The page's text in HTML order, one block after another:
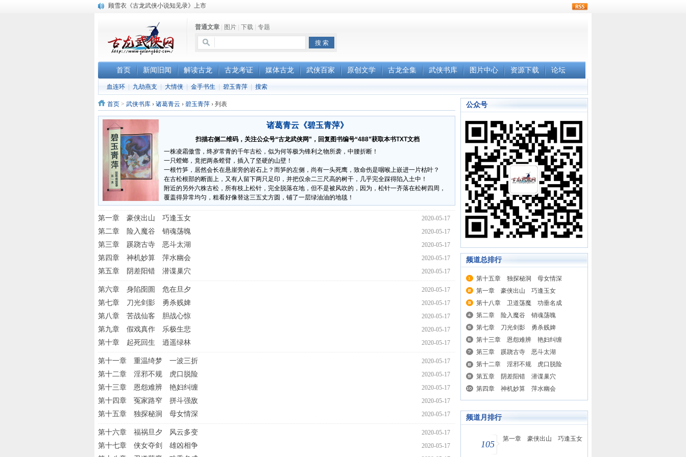
顾雪衣《古龙武侠小说知见录》上市
《古龙小说原貌探究》修订版已上市普通文章 图片 下载 专题
首页 新闻旧闻 解读古龙 古龙考证 媒体古龙 武侠百家 原创文学 古龙全集 武侠书库 图片中心 资源下载 论坛
血连环 九劫燕支 大情侠 金手书生 碧玉青萍 搜索
首页 > 武侠书库 › 诸葛青云 › 碧玉青萍 › 列表
诸葛青云《碧玉青萍》
扫描右侧二维码，关注公众号“古龙武侠网”，回复图书编号“488”获取本书TXT文档
一株凌霜傲雪，终岁常青的千年古松，似为何等极为锋利之物所袭，中腰折断！
一只螳螂，竟把两条螳臂，插入了坚硬的山壁！
一根竹笋，居然会长在悬崖旁的岩石上？而笋的左侧，尚有一头死鹰，致命伤是咽喉上嵌进一片枯叶？
在古松根部的断面上，又有人留下两只足印，并把仅余二三尺高的树干，几乎完全踩得陷入土中！
附近的另外六株古松，所有枝上松针，完全脱落在地，但不是被风吹的，因为，松针一齐落在松树四周，
覆盖得异常均匀，粗看好像替这三五丈方圆，铺了一层绿油油的地毯！
2020-05-17
第一章 豪侠出山 巧逢玉女
2020-05-17
第二章 险入魔谷 销魂荡魄
2020-05-17
第三章 蹊跷古寺 恶斗太湖
2020-05-17
第四章 神机妙算 萍水幽会
2020-05-17
第五章 阴差阳错 潜谍巢穴
2020-05-17
第六章 身陷囹圄 危在旦夕
2020-05-17
第七章 刀光剑影 勇杀贱婢
2020-05-17
第八章 苦战仙客 胆战心惊
2020-05-17
第九章 假戏真作 乐极生悲
2020-05-17
第十章 起死回生 逍遥绿林
2020-05-17
第十一章 重温绮梦 一波三折
2020-05-17
第十二章 淫邪不规 虎口脱险
2020-05-17
第十三章 恩怨难辨 艳妇纠缠
2020-05-17
第十四章 冤家路窄 拼斗强敌
2020-05-17
第十五章 独探秘洞 母女情深
2020-05-17
第十六章 福祸旦夕 风云多变
2020-05-17
第十七章 侠女夺剑 雄凶相争
公众号
频道总排行
第十五章 独探秘洞 母女情深
第一章 豪侠出山 巧逢玉女
第十八章 卫道荡魔 功垂名成
第二章 险入魔谷 销魂荡魄
第七章 刀光剑影 勇杀贱婢
第十三章 恩怨难辨 艳妇纠缠
第三章 蹊跷古寺 恶斗太湖
第十二章 淫邪不规 虎口脱险
第五章 阴差阳错 潜谍巢穴
第四章 神机妙算 萍水幽会
频道月排行
105
第一章 豪侠出山 巧逢玉女